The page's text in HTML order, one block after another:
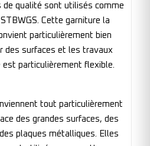
de qualité sont utilisés comme
Cette garniture la
particulièrement bien
des surfaces et les travaux
est particulièrement flexible.
tout particulièrement
des grandes surfaces, des
plaques métalliques. Elles